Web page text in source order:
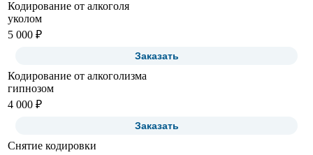
Кодирование от алкоголя
уколом
5 000 ₽
Заказать
Кодирование от алкоголизма
гипнозом
4 000 ₽
Заказать
Снятие кодировки